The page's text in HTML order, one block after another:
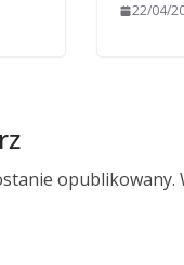
22/04/
opublikowany.